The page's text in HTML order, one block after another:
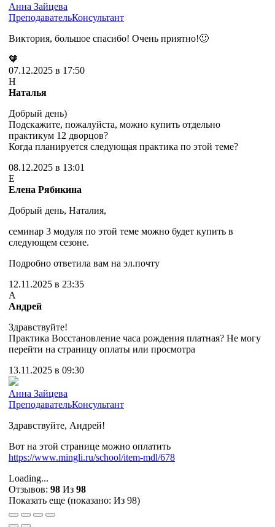
Анна Зайцева
ПреподавательКонсультант
Виктория, большое спасибо! Очень приятно!🙂
🧡
07.12.2025 в 17:50
Н
Наталья
Добрый день)
Подскажите, пожалуйста, можно купить отдельно
практикум 12 дворцов?
Когда планируется следующая практика по этой теме?
08.12.2025 в 13:01
Е
Елена Рябикина
Добрый день, Наталия,
семинар 3 модуля по этой теме можно будет купить в
следующем сезоне.
Подробно ответила вам на эл.почту
12.11.2025 в 23:35
А
Андрей
Здравствуйте!
Практика Восстановление часа рождения платная? Не могу
перейти на страницу оплаты или просмотра
13.11.2025 в 09:30
Анна Зайцева
ПреподавательКонсультант
Здравствуйте, Андрей!
Вот на этой странице можно оплатить
https://www.mingli.ru/school/item-mdl/678
Loading...
Отзывов: 98 Из 98
Показать еще (показано: Из 98)